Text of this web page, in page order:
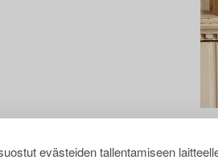
evästeiden tallentamiseen